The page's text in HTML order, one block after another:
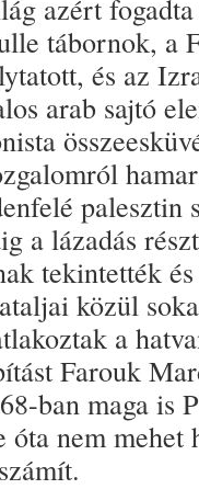
azért
tábornok, a
és az
arab sajtó
palesztin
a lázadás
tekintették
közül
a
Farouk
ban maga is
óta nem